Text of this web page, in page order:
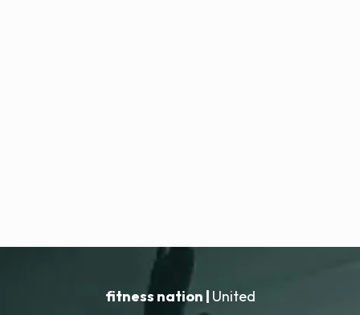
fitness nation | United